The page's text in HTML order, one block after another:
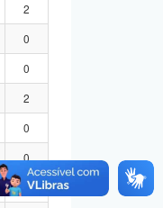
2
0
0
2
0
0
0